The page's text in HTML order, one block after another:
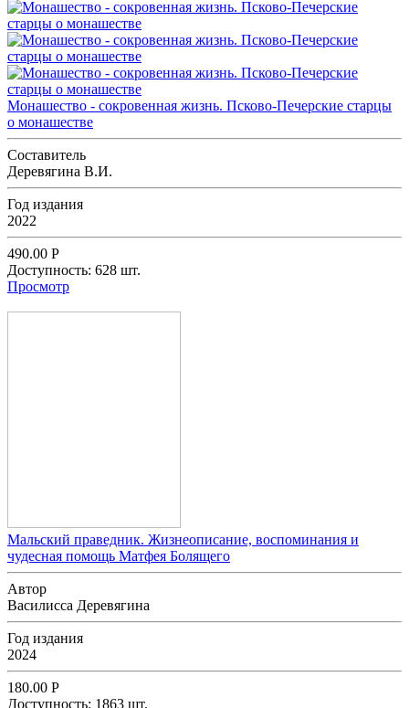
Монашество - сокровенная жизнь. Псково-Печерские старцы
о монашестве
Составитель
Деревягина В.И.
Год издания
2022
490.00 Р
Доступность: 628 шт.
Просмотр
Мальский праведник. Жизнеописание, воспоминания и
чудесная помощь Матфея Болящего
Автор
Василисса Деревягина
Год издания
2024
180.00 Р
Доступность: 1863 шт.